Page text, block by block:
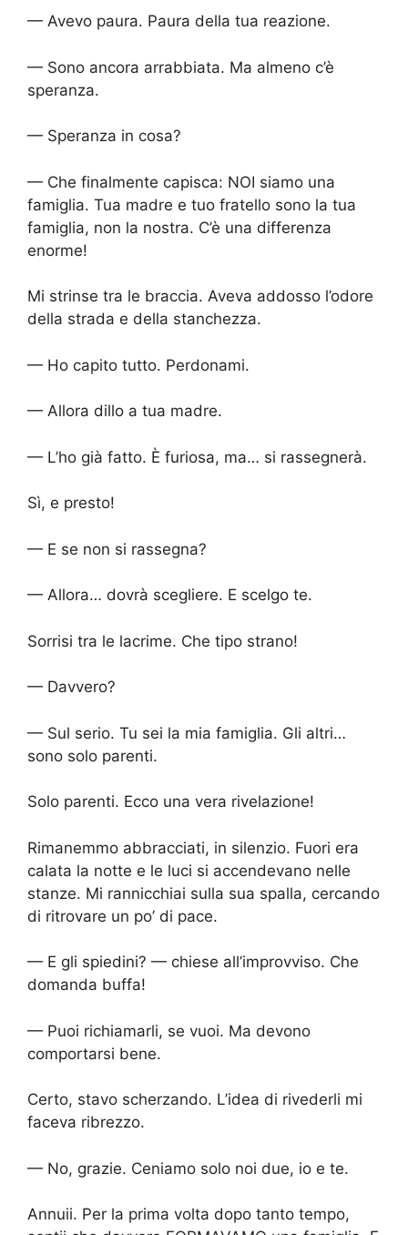
— Avevo paura. Paura della tua reazione.
— Sono ancora arrabbiata. Ma almeno c’è
speranza.
— Speranza in cosa?
— Che finalmente capisca: NOI siamo una
famiglia. Tua madre e tuo fratello sono la tua
famiglia, non la nostra. C’è una differenza
enorme!
Mi strinse tra le braccia. Aveva addosso l’odore
della strada e della stanchezza.
— Ho capito tutto. Perdonami.
— Allora dillo a tua madre.
— L’ho già fatto. È furiosa, ma… si rassegnerà.
Sì, e presto!
— E se non si rassegna?
— Allora… dovrà scegliere. E scelgo te.
Sorrisi tra le lacrime. Che tipo strano!
— Davvero?
— Sul serio. Tu sei la mia famiglia. Gli altri…
sono solo parenti.
Solo parenti. Ecco una vera rivelazione!
Rimanemmo abbracciati, in silenzio. Fuori era
calata la notte e le luci si accendevano nelle
stanze. Mi rannicchiai sulla sua spalla, cercando
di ritrovare un po’ di pace.
— E gli spiedini? — chiese all’improvviso. Che
domanda buffa!
— Puoi richiamarli, se vuoi. Ma devono
comportarsi bene.
Certo, stavo scherzando. L’idea di rivederli mi
faceva ribrezzo.
— No, grazie. Ceniamo solo noi due, io e te.
Annuii. Per la prima volta dopo tanto tempo,